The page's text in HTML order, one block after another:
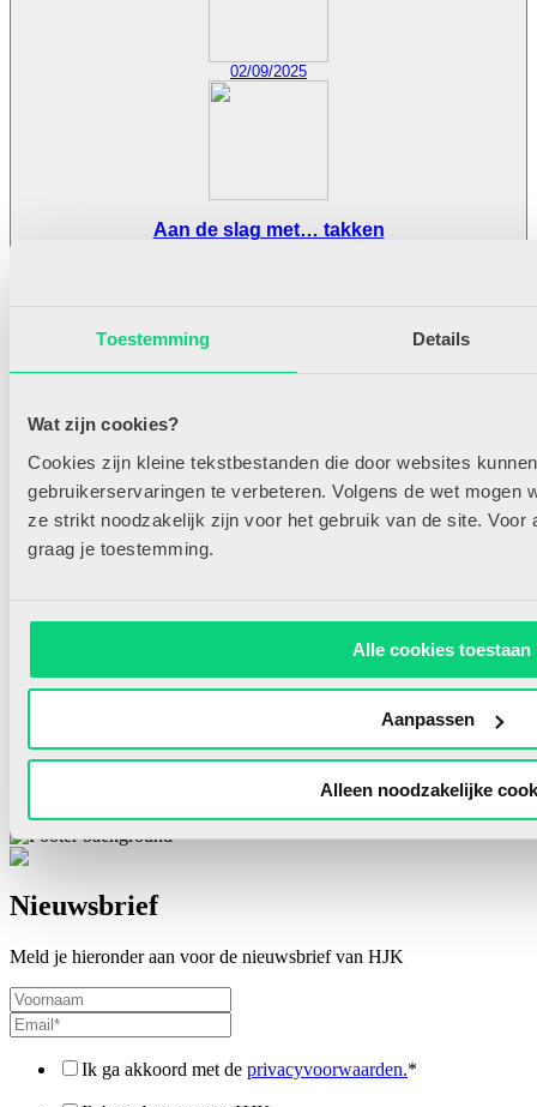
Toestemming Details
Wat zijn cookies?
Cookies zijn kleine tekstbestanden die door websites
gebruikerservaringen te verbeteren. Volgens de wet mogen
ze strikt noodzakelijk zijn voor het gebruik van de site. Voor
graag je toestemming.
Alle cookies toestaan
Aanpassen
Alleen noodzakelijke
02/09/2025
Aan de slag met… takken
11/11/2025
Aan de slag met … watten
In de reeks ‘Aan de slag!’ laten we verschillende materialen spreken.
gebruik je het binnen een thema? Laat...
Lees meer
Nieuwsbrief
Meld je hieronder aan voor de nieuwsbrief van HJK
Ik ga akkoord met de privacyvoorwaarden.*